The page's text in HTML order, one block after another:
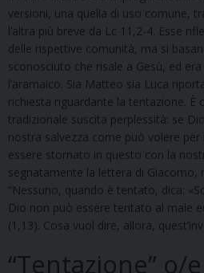
versioni, una quella di uso comune,
l’altra più breve da Lc 11,2-4. Esse
delle rispettive comunità, ma si
sconosciuto che risale a Gesù, ed
l’aramaico. Sia Matteo sia Luca
richiesta riguardante la tentazione. È
tradizionale suscita perplessità: se
nostra salvezza come può volere
essere stornato in questo con la
segnatamente la lettera di Giacomo,
“Nessuno, quando è tentato, dica:
Dio non può essere tentato al male
(1,13). Cosa vuol dire, allora,
“Tentazione” o/e